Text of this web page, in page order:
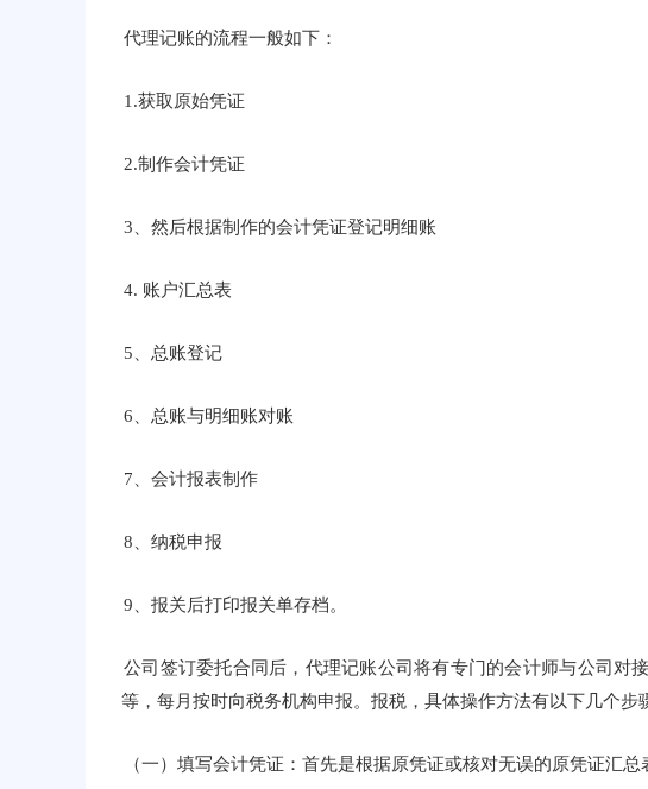
代理记账的流程一般如下：
1.获取原始凭证
2.制作会计凭证
3、然后根据制作的会计凭证登记明细账
4. 账户汇总表
5、总账登记
6、总账与明细账对账
7、会计报表制作
8、纳税申报
9、报关后打印报关单存档。
公司签订委托合同后，代理记账公司将有专门的会计师与公司对
等，每月按时向税务机构申报。报税，具体操作方法有以下几个步
（一）填写会计凭证：首先是根据原凭证或核对无误的原凭证汇总